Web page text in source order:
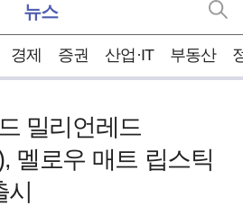
뉴스
경제 증권 산업·IT 부동산
밀리언레드
멜로우 매트 립스틱